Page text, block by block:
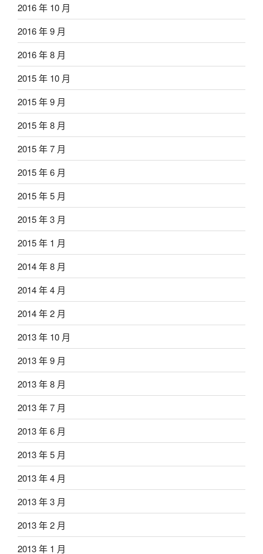
2016 年 10 月
2016 年 9 月
2016 年 8 月
2015 年 10 月
2015 年 9 月
2015 年 8 月
2015 年 7 月
2015 年 6 月
2015 年 5 月
2015 年 3 月
2015 年 1 月
2014 年 8 月
2014 年 4 月
2014 年 2 月
2013 年 10 月
2013 年 9 月
2013 年 8 月
2013 年 7 月
2013 年 6 月
2013 年 5 月
2013 年 4 月
2013 年 3 月
2013 年 2 月
2013 年 1 月